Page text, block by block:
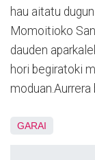
hau aitatu
Momoitioko
dauden
hori begiratoki
GARAI